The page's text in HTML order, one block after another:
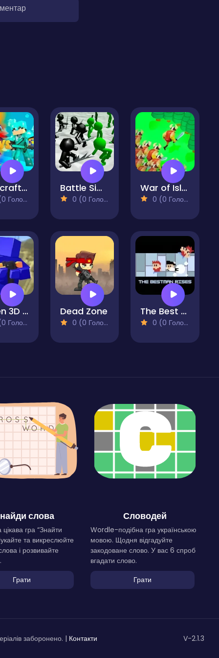
Minecraft Battle Party Battle Simulator Stickman Zombie
0 (0 Голосів)
War of Islands Mine and Craft
0 (0 Голосів)
Raven 3D - Front Line Dead Zone
0 (0 Голосів)
The Best Man Rises
0 (0 Голосів)
слова
гра “Знайти
та викреслюйте
і розвивайте
Грати
Словодей
Wordle-подібна гра українською
мовою. Щодня відгадуйте
закодоване слово. У вас 6 спроб
вгадати слово.
Грати
заборонено. | Контакти V-2.1.3